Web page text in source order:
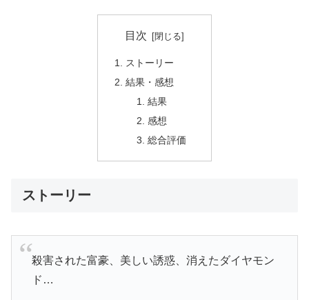
目次
ストーリー
結果・感想
結果
感想
総合評価
ストーリー
殺害された富豪、美しい誘惑、消えたダイヤモン
ド…